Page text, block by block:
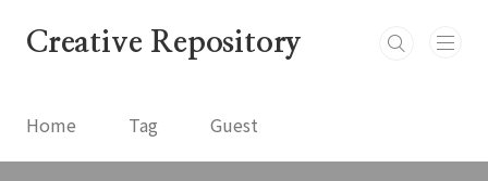
Creative Repository
Home Tag Guest